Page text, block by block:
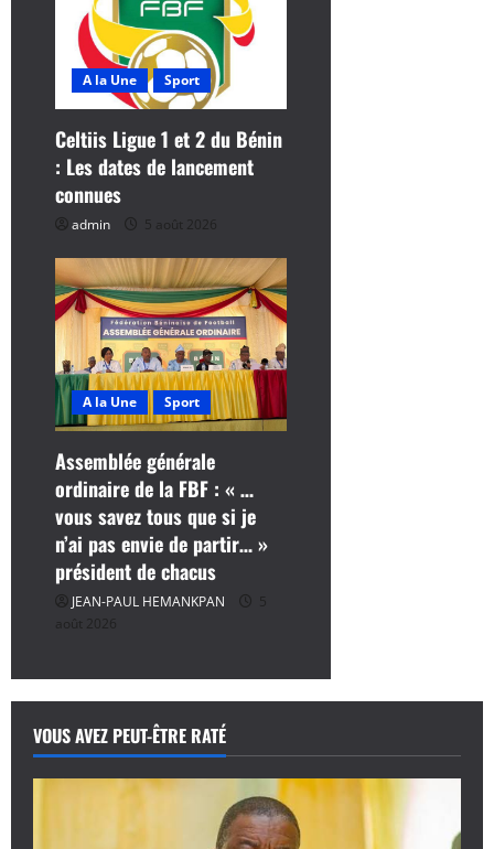
c
l
e
A la Une Sport
Celtiis Ligue 1 et 2 du Bénin
: Les dates de lancement
connues
admin 5 août 2026
A la Une Sport
Assemblée générale
ordinaire de la FBF : « …
vous savez tous que si je
n’ai pas envie de partir… »
président de chacus
JEAN-PAUL HEMANKPAN
5
août 2026
VOUS AVEZ PEUT-ÊTRE RATÉ